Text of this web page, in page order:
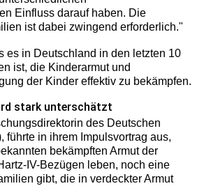
Einfluss darauf haben. Die
ist dabei zwingend erforderlich."
es in Deutschland in den letzten 10
ist, die Kinderarmut und
der Kinder effektiv zu bekämpfen.
stark unterschätzt
des Deutschen
führte in ihrem Impulsvortrag aus,
bekämpften Armut der
IV-Bezügen leben, noch eine
gibt, die in verdeckter Armut